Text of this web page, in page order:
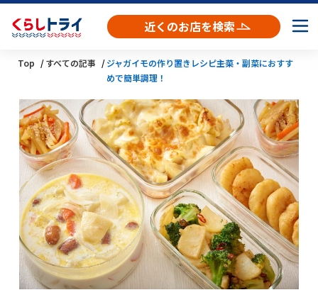
近くのお店を検索
Top すべての記事
ジャガイモの作り置きレシピ――主菜・副菜におすす
めで簡単調理！